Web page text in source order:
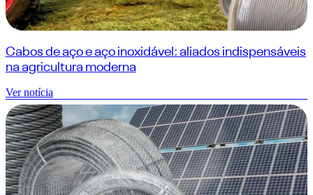
Cabos de aço e aço inoxidável: aliados indispensáveis
na agricultura moderna
Ver notícia